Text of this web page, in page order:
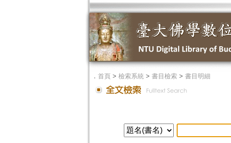
． 首頁> 檢索系統> 書目檢索> 書目明細